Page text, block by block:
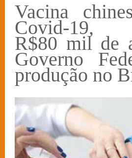
Vacina
Covid-19,
R$80 mil de
Governo
produção no